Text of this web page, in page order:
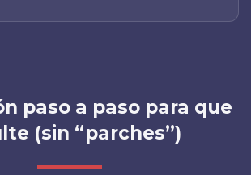
paso a paso para que
(sin “parches”)